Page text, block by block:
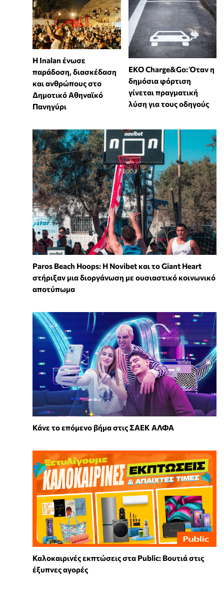
Η Inalan ένωσε
παράδοση, διασκέδαση
και ανθρώπους στο
Δημοτικό Αθηναϊκό
Πανηγύρι
EKO Charge&Go: Όταν η
δημόσια φόρτιση
γίνεται πραγματική
λύση για τους οδηγούς
Paros Beach Hoops: Η Novibet και το Giant Heart
στήριξαν μια διοργάνωση με ουσιαστικό κοινωνικό
αποτύπωμα
Κάνε το επόμενο βήμα στις ΣΑΕΚ ΑΛΦΑ
Καλοκαιρινές εκπτώσεις στα Public: Βουτιά στις
έξυπνες αγορές